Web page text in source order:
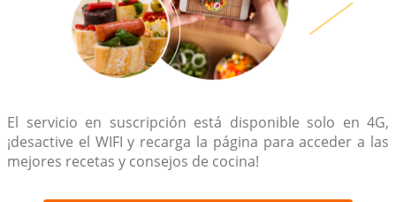
El servicio en suscripción está disponible solo en 4G,
¡desactive el WIFI y recarga la página para acceder a las
mejores recetas y consejos de cocina!